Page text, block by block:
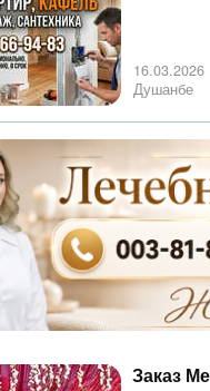
16.03.2026
Душанбе
Заказ